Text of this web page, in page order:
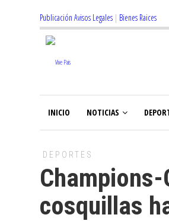
Publicación Avisos Legales | Bienes Raices
INICIO NOTICIAS
DEPORTES
cosquillas